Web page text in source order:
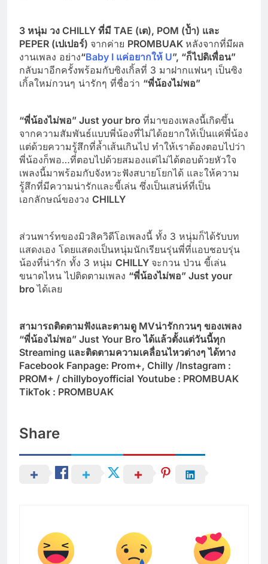
3 หนุ่ม วง CHILLY ที่มี TAE (เต), POM (ป้ำ) และ
PEPER (เปเปอร์) จากค่าย PROMBUAK หลังจากที่มีผล
งานเพลง อย่าง“Baby I แค่อยากให้ U”, “ก็ไปดิเพื่อน”
กลับมาอีกครั้งพร้อมกับซิงเกิ้ลที่ 3 มาฝากแฟนๆ เป็นซิง
เกิ้ลใหม่กวนๆ น่ารักๆ ที่ชื่อว่า “พี่น้องไม่พอ”
“พี่น้องไม่พอ” Just your bro ที่มาของเพลงนี้เกิดขึ้น
จากความสัมพันธ์แบบพี่น้องที่ไม่ได้อยากให้เป็นแค่พี่น้อง
แต่ด้วยความรู้สึกที่ล้ำเส้นเกินไป ทำให้เราต้องตอบไปว่า
พี่น้องก็พอ…ที่ตอบไปด้วยสมองแต่ไม่ได้ตอบด้วยหัวใจ
เพลงนี้มาพร้อมกับจังหวะฟังสบายโยกได้ และให้ความ
รู้สึกที่มีความน่ารักและขี้เล่น ซึ่งเป็นเสน่ห์ที่เป็น
เอกลักษณ์ของวง CHILLY
ส่วนพาร์ทของมิวสิควิดีโอเพลงนี้ ทั้ง 3 หนุ่มก็ได้รับบท
แสดงเอง โดยแสดงเป็นหนุ่มนักเรียนรุ่นพี่ที่แอบชอบรุ่น
น้องที่น่ารัก ทั้ง 3 หนุ่ม CHILLY จะกวน ป่วน ขี้เล่น
ขนาดไหน ไปติดตามเพลง “พี่น้องไม่พอ” Just your
broได้เลย
สามารถติดตามฟังและตามดู MVน่ารักกวนๆ ของเพลง
“พี่น้องไม่พอ” Just Your Broได้แล้วตั้งแต่วันนี้ทุก
Streaming และติดตามความเคลื่อนไหวต่างๆ ได้ทาง
Facebook Fanpage: Prom+, Chilly /Instagram :
PROM+ / chillyboyofficial Youtube : PROMBUAK
TikTok : PROMBUAK
Share